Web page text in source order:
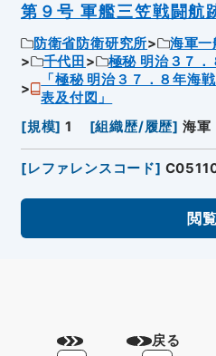
第９号 軍艦三笠戦闘航
防衛省防衛研究所 海軍一
千代田
極秘 明治３７．
「極秘 明治３７．８年海
表及付図」
[規模] 1 [組織歴/履歴] 海軍
[レファレンスコード]
閲覧
戻る